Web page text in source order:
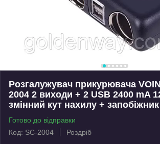
Розгалужувач прикурювача
2004 2 виходи + 2 USB 2400 mA
змінний кут нахилу + запобіжник
Готово до відправки
Код: SC-2004
Роздріб